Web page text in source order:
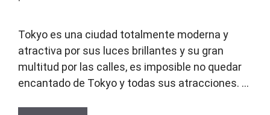
Tokyo es una ciudad totalmente moderna y
atractiva por sus luces brillantes y su gran
multitud por las calles, es imposible no quedar
encantado de Tokyo y todas sus atracciones. …